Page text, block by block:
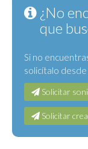
¿No
que
Si no
solicítalo desde
Solicitar
Solicitar